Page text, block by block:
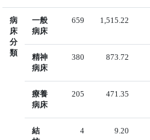
病
床
分
類
一般
病床
659 1,515.22
精神
病床
380 873.72
療養
病床
205 471.35
結
4 9.20